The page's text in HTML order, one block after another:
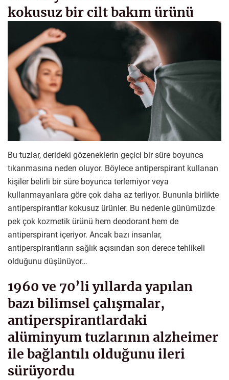
kokusuz bir cilt bakım ürünü
Bu tuzlar, derideki gözeneklerin geçici bir süre boyunca
tıkanmasına neden oluyor. Böylece antiperspirant kullanan
kişiler belirli bir süre boyunca terlemiyor veya
kullanmayanlara göre çok daha az terliyor. Bununla birlikte
antiperspirantlar kokusuz ürünler. Bu nedenle günümüzde
pek çok kozmetik ürünü hem deodorant hem de
antiperspirant içeriyor. Ancak bazı insanlar,
antiperspirantların sağlık açısından son derece tehlikeli
olduğunu düşünüyor…
1960 ve 70’li yıllarda yapılan
bazı bilimsel çalışmalar,
antiperspirantlardaki
alüminyum tuzlarının alzheimer
ile bağlantılı olduğunu ileri
sürüyordu